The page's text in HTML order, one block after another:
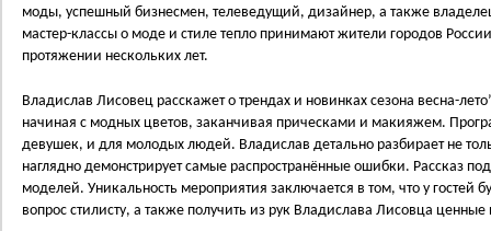
моды, успешный бизнесмен, телеведущий, дизайнер, а также
мастер-классы о моде и стиле тепло принимают жители городов
протяжении нескольких лет.
Владислав Лисовец расскажет о трендах и новинках сезона весна-
начиная с модных цветов, заканчивая прическами и макияжем.
девушек, и для молодых людей. Владислав детально разбирает не
наглядно демонстрирует самые распространённые ошибки. Рассказ
моделей. Уникальность мероприятия заключается в том, что у гостей
вопрос стилисту, а также получить из рук Владислава Лисовца